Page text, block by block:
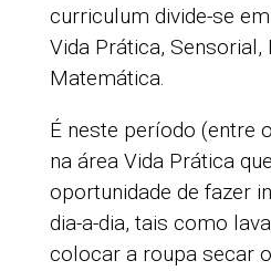
curriculum divide-se
Vida Prática, Sensorial,
Matemática.
É neste período (entre
na área Vida Prática
oportunidade de fazer
dia-a-dia, tais como
colocar a roupa secar